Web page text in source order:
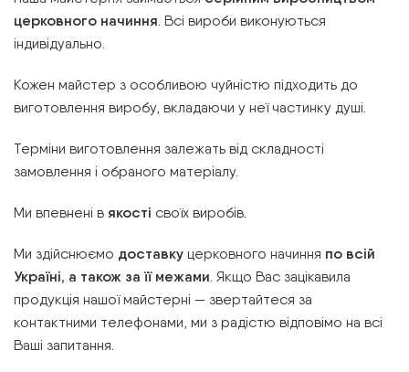
церковного начиння. Всі вироби виконуються
індивідуально.
Кожен майстер з особливою чуйністю підходить до
виготовлення виробу, вкладаючи у неї частинку душі.
Терміни виготовлення залежать від складності
замовлення і обраного матеріалу.
Ми впевнені в якості своїх виробів.
Ми здійснюємо доставку церковного начиння по всій
Україні, а також за її межами. Якщо Вас зацікавила
продукція нашої майстерні — звертайтеся за
контактними телефонами, ми з радістю відповімо на всі
Ваші запитання.